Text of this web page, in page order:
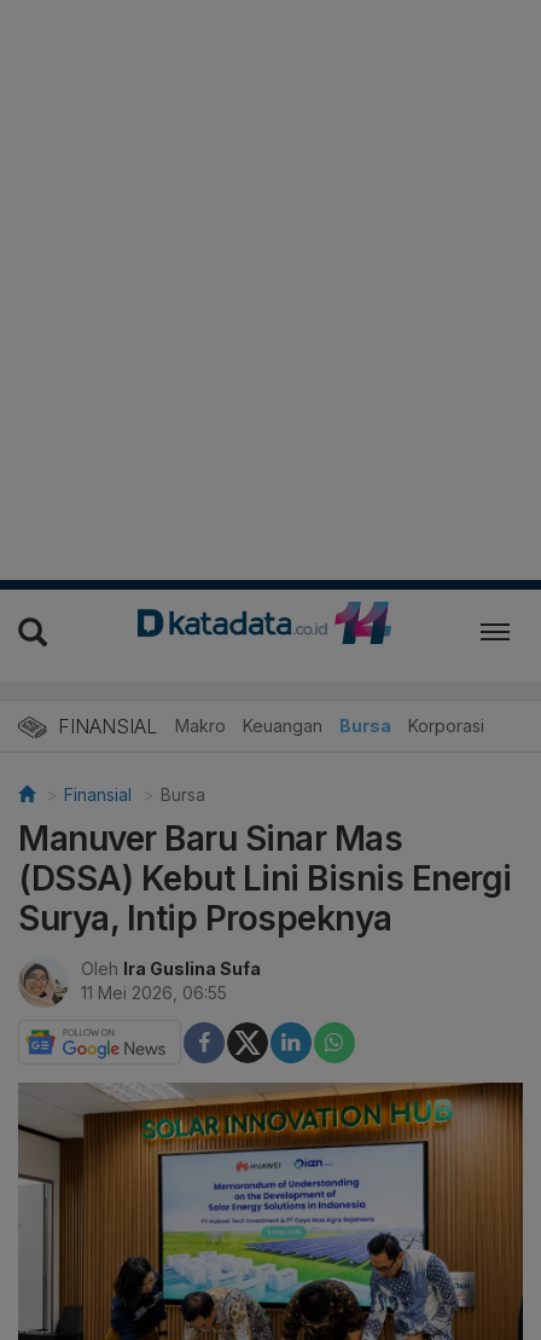
FINANSIAL Makro Keuangan Bursa Korporasi
Finansial Bursa
Manuver Baru Sinar Mas
(DSSA) Kebut Lini Bisnis Energi
Surya, Intip Prospeknya
Oleh Ira Guslina Sufa
11 Mei 2026, 06:55